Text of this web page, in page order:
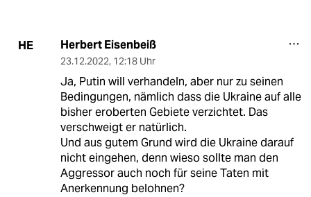
HE Herbert Eisenbeiß
23.12.2022, 12:18 Uhr
Ja, Putin will verhandeln, aber nur zu seinen
Bedingungen, nämlich dass die Ukraine auf alle
bisher eroberten Gebiete verzichtet. Das
verschweigt er natürlich.
Und aus gutem Grund wird die Ukraine darauf
nicht eingehen, denn wieso sollte man den
Aggressor auch noch für seine Taten mit
Anerkennung belohnen?